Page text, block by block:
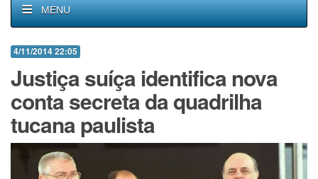
MENU
4/11/2014 22:05
Justiça suíça identifica nova
conta secreta da quadrilha
tucana paulista